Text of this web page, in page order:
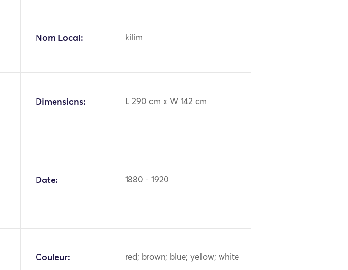
Nom Local: kilim
Dimensions: L 290 cm x W 142 cm
Date: 1880 - 1920
Couleur: red; brown; blue; yellow; white